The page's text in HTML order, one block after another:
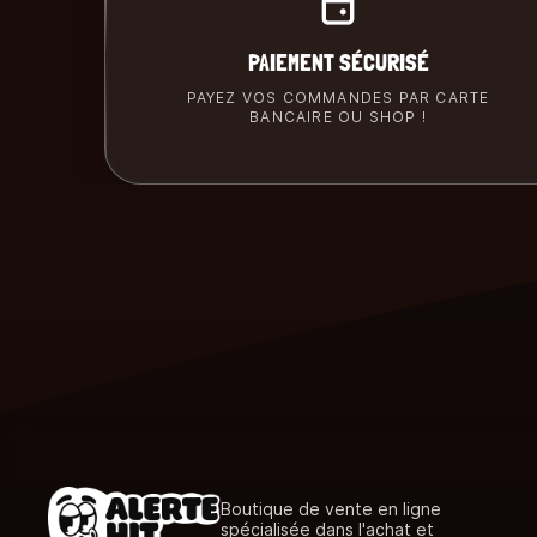
PAIEMENT SÉCURISÉ
PAYEZ VOS COMMANDES PAR CARTE
BANCAIRE OU SHOP !
Boutique de vente en ligne
spécialisée dans l'achat et